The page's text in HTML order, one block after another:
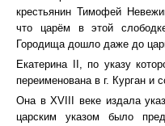
крестьянин Тимофей
что царём в этой
Городища дошло даже до
Екатерина II, по указу
переименована в г. Курган и
Она в XVIII веке издала
царским указом было